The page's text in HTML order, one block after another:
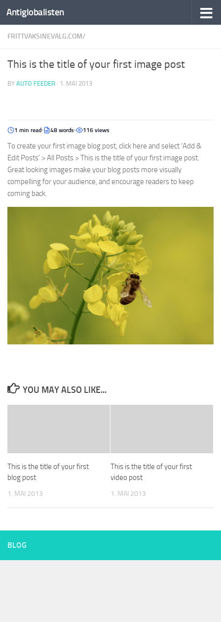
Antiglobalisten
FRITTVAKSINEVALG.COM/
This is the title of your first image post
BY AUTO FEEDER · 1. MAI 2013
1 min read 48 words 116 views
To create your first image blog post, click here and select ‘Add &
Edit Posts’ > All Posts > This is the title of your first image post.
Great looking images make your blog posts more visually
compelling for your audience, and encourage readers to keep
coming back.
YOU MAY ALSO LIKE...
This is the title of your first
blog post
1. MAI 2013
This is the title of your first
video post
1. MAI 2013
BLOG